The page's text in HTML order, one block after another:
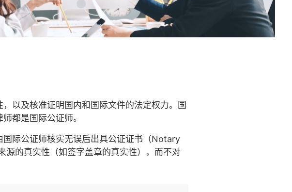
以及核准证明国内和国际文件的法定权力。国
都是国际公证师。
际公证师核实无误后出具公证证书（Notary
的真实性（如签字盖章的真实性），而不对